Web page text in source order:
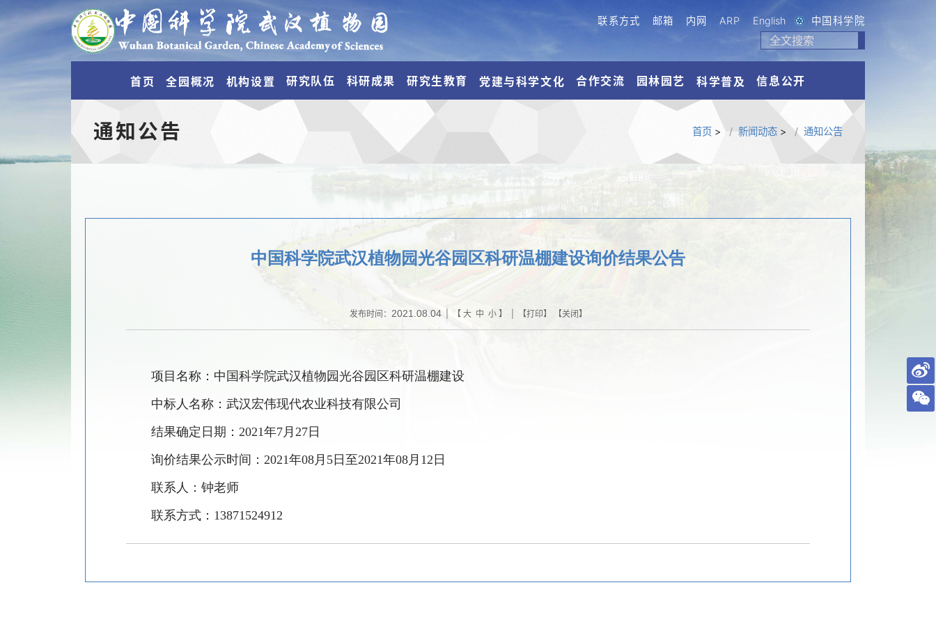
联系方式 邮箱 内网 ARP English 中国科学院
首页 全园概况 机构设置 研究队伍 科研成果 研究生教育 党建与科学文化 合作交流 园林园艺 科学普及 信息公开
通知公告 首页> 新闻动态> 通知公告
中国科学院武汉植物园光谷园区科研温棚建设询价结果公告
发布时间： 2021.08.04| 【 大 中 小】 | 【打印】 【关闭】
项目名称： 中国科学院武汉植物园光谷园区科研温棚建设
中标人名称：武汉宏伟现代农业科技有限公司
结果确定日期： 2021年7 月 27日
询价结果公示时间： 2021年08 月 5日至2021年08 月 12 日
联系人：钟老师
联系方式： 13871524912